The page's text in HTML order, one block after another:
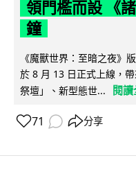
領門檻而設 《
鐘
《魔獸世界：至暗之夜》
於 8 月 13 日正式上線，
祭壇」、新型態世...
閱
71 分享